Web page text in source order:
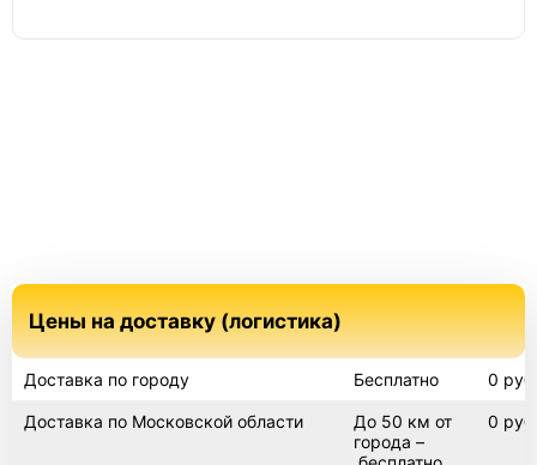
Цены на доставку (логистика)
Доставка по городу Бесплатно 0 руб.
Доставка по Московской области
До 50 км от
города –
0 руб.